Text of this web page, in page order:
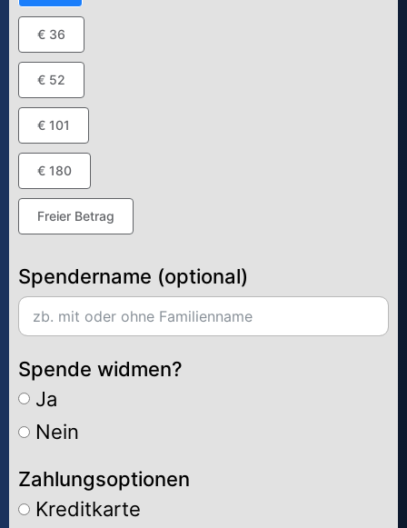
€ 36
€ 52
€ 101
€ 180
Freier Betrag
Spendername (optional)
Spende widmen?
Ja
Nein
Zahlungsoptionen
Kreditkarte